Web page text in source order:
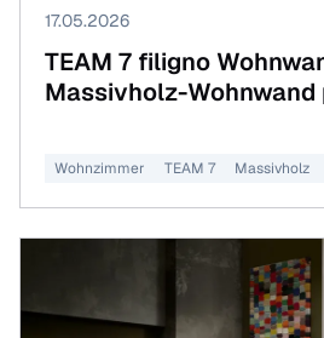
17.05.2026
TEAM 7 filigno
Massivholz-Wohnwand
Wohnzimmer TEAM 7 Massivholz